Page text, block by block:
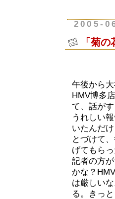
2005-
「菊
午後から
HMV博多
て、話が
うれしい
いたんだ
とづけて
げてもら
記者の方
かな？
は厳しい
る。きっ